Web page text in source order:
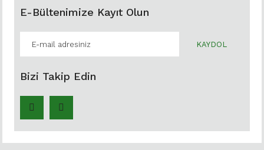
E-Bültenimize Kayıt Olun
KAYDOL
Bizi Takip Edin